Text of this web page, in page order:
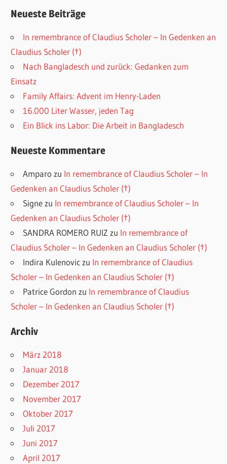
Neueste Beiträge
In remembrance of Claudius Scholer – In Gedenken an
Claudius Scholer (†)
Nach Bangladesch und zurück: Gedanken zum
Einsatz
Family Affairs: Advent im Henry-Laden
16.000 Liter Wasser, jeden Tag
Ein Blick ins Labor: Die Arbeit in Bangladesch
Neueste Kommentare
Amparo zu In remembrance of Claudius Scholer – In
Gedenken an Claudius Scholer (†)
Signe zu In remembrance of Claudius Scholer – In
Gedenken an Claudius Scholer (†)
SANDRA ROMERO RUIZ zu In remembrance of
Claudius Scholer – In Gedenken an Claudius Scholer (†)
Indira Kulenovic zu In remembrance of Claudius
Scholer – In Gedenken an Claudius Scholer (†)
Patrice Gordon zu In remembrance of Claudius
Scholer – In Gedenken an Claudius Scholer (†)
Archiv
März 2018
Januar 2018
Dezember 2017
November 2017
Oktober 2017
Juli 2017
Juni 2017
April 2017